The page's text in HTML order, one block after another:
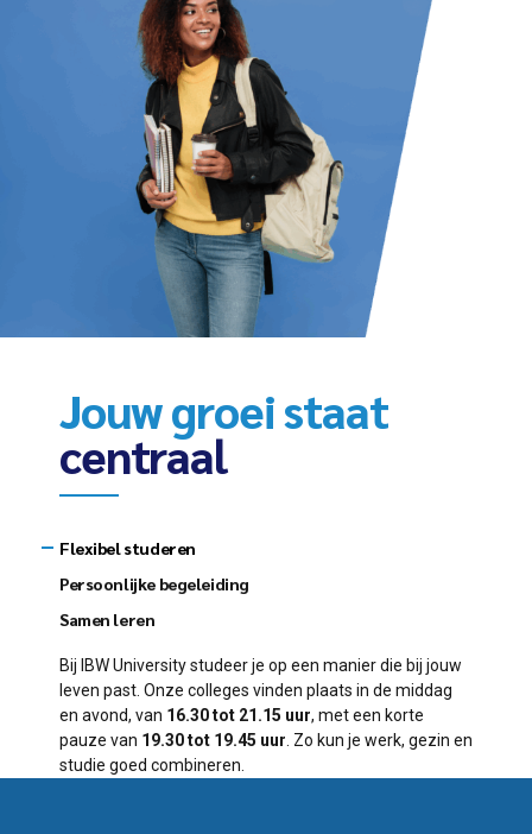
Jouw groei staat
centraal
Flexibel studeren
Persoonlijke begeleiding
Samen leren
Bij IBW University studeer je op een manier die bij jouw
leven past. Onze colleges vinden plaats in de middag
en avond, van 16.30 tot 21.15 uur, met een korte
pauze van 19.30 tot 19.45 uur . Zo kun je werk, gezin en
studie goed combineren.